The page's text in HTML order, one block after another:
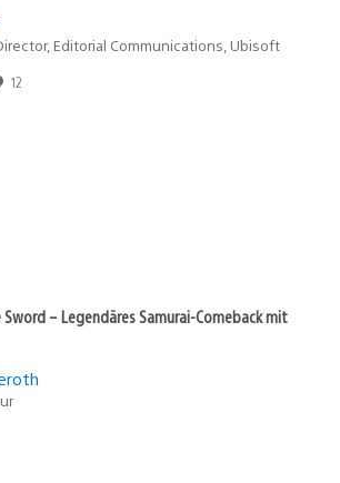
Editorial Communications, Ubisoft
12
– Legendäres Samurai-Comeback mit